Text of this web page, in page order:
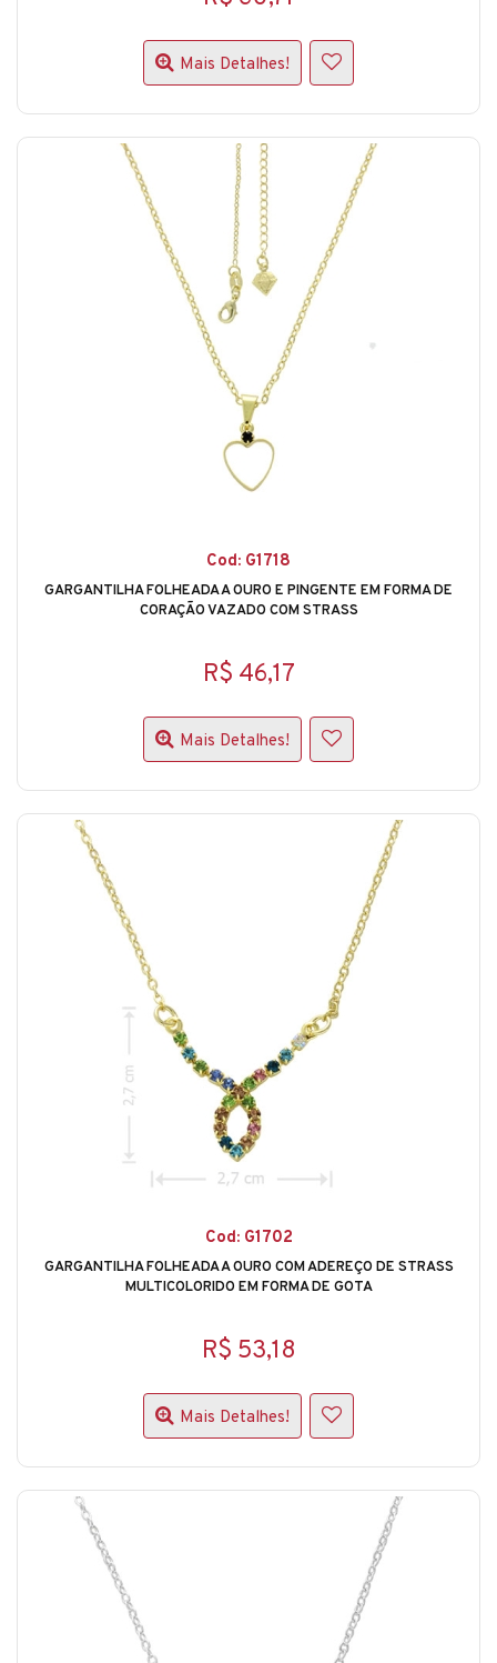
Mais Detalhes!
Cod: G1718
GARGANTILHA FOLHEADA A OURO E PINGENTE EM FORMA DE
CORAÇÃO VAZADO COM STRASS
R$ 46,17
Mais Detalhes!
Cod: G1702
GARGANTILHA FOLHEADA A OURO COM ADEREÇO DE STRASS
MULTICOLORIDO EM FORMA DE GOTA
R$ 53,18
Mais Detalhes!